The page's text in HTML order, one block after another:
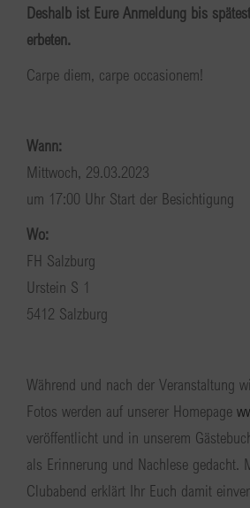
Deshalb ist Eure Anmeldung bis
erbeten.
Carpe diem, carpe occasionem!
Wann:
Mittwoch, 29.03.2023
um 17:00 Uhr Start der Besichtigung
Wo:
FH Salzburg
Urstein S 1
5412 Salzburg
Während und nach der Veranstaltung
Fotos werden auf unserer Homepage
veröffentlicht und in unserem
als Erinnerung und Nachlese gedacht.
Clubabend erklärt Ihr Euch damit